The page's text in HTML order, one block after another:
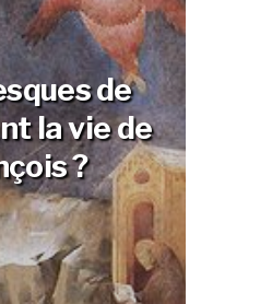
de
la vie de
?